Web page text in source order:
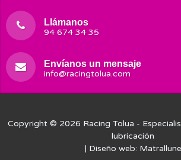
Llámanos
94 674 34 35
Envíanos un mensaje
info@racingtolua.com
Copyright © 2026 Racing Tolua -
lubricación
| Diseño web: Matrallune